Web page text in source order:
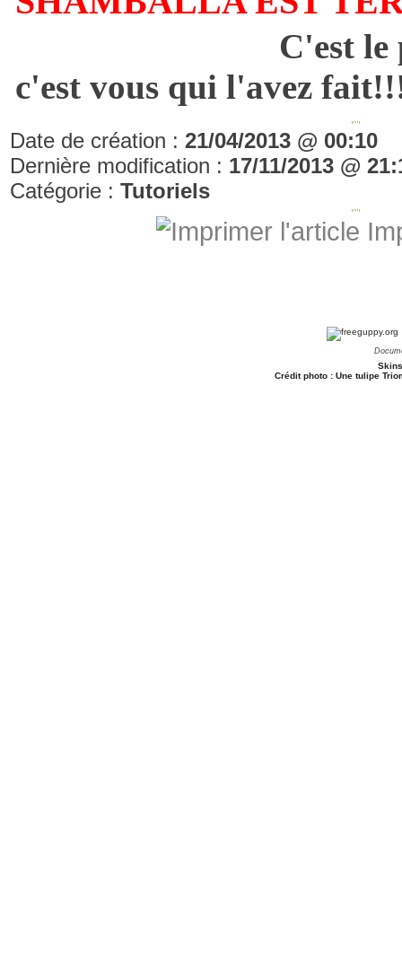
C'est le
c'est vous qui l'avez
Date de création : 21/04/2013 @ 00:10
Dernière modification : 17/11/2013 @
Catégorie : Tutoriels
Crédit photo : Une tulipe